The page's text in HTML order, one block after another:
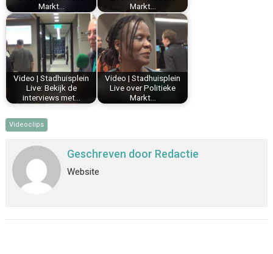
Markt…
Markt…
Video | Stadhuisplein
Live: Bekijk de
interviews met…
Video | Stadhuisplein
Live over Politieke
Markt…
Videoclips
Geschreven door Redactie
Website